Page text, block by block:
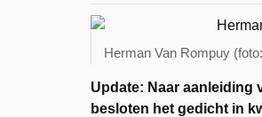
Herman Van Rompuy
Update: Naar aanleiding
besloten het gedicht in